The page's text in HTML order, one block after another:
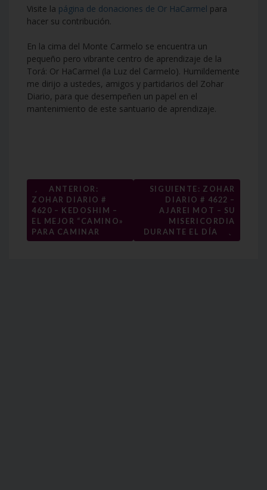
Visite la página de donaciones de Or HaCarmel para
hacer su contribución.
En la cima del Monte Carmelo se encuentra un
pequeño pero vibrante centro de aprendizaje de la
Torá: Or HaCarmel (la Luz del Carmelo). Humildemente
me dirijo a ustedes, amigos y partidarios del Zohar
Diario, para que desempeñen un papel en el
mantenimiento de este santuario de aprendizaje.
Navegación
de
entradas
←
ANTERIOR:
ZOHAR DIARIO #
4620 – KEDOSHIM –
EL MEJOR “CAMINO»
PARA CAMINAR
SIGUIENTE: ZOHAR
DIARIO # 4622 –
AJAREI MOT – SU
MISERICORDIA
DURANTE EL DÍA
→